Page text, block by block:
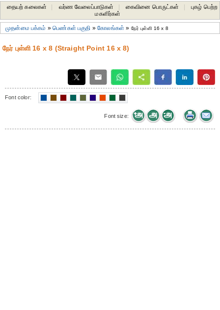
தையற் கலைகள் வர்ண வேலைப்பாடுகள் கைவினை பொருட்கள்
புகழ் பெற்ற
மகளிர்கள்
முதன்மை பக்கம் »பெண்கள் பகுதி »கோலங்கள் » நேர் புள்ளி 16 x 8
நேர் புள்ளி 16 x 8 (Straight Point 16 x 8)
Font color:
Font size: